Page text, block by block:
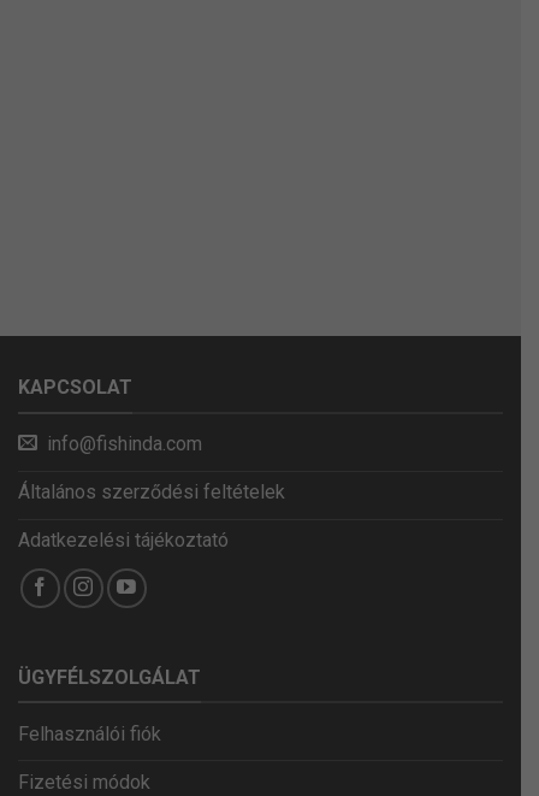
KAPCSOLAT
info@fishinda.com
Általános szerződési feltételek
Adatkezelési tájékoztató
ÜGYFÉLSZOLGÁLAT
Felhasználói fiók
Fizetési módok